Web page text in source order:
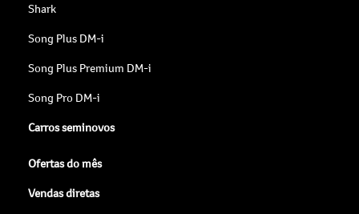
Shark
Song Plus DM-i
Song Plus Premium DM-i
Song Pro DM-i
Carros seminovos
Ofertas do mês
Vendas diretas